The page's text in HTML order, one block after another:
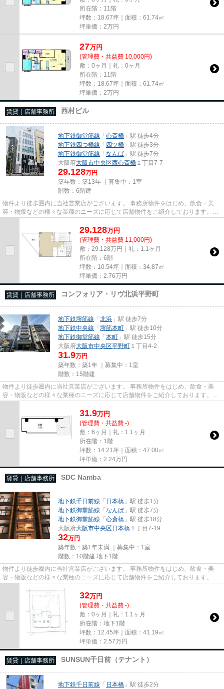
所在階：11階
坪数：18.67坪｜面積：61.74㎡
坪単価： 2万円
27万円
(管理費・共益費 10,000円)
敷：0ヶ月｜礼：0ヶ月
所在階：11階
坪数：18.67坪｜面積：61.74㎡
坪単価： 2万円
賃貸｜店舗事務所 西村ビル
地下鉄御堂筋線 「心斎橋 」駅 徒歩4分
地下鉄四つ橋線 「四ツ橋 」駅 徒歩3分
地下鉄御堂筋線 「なんば 」駅 徒歩7分
大阪府大阪市中央区西心斎橋 １丁目7-7
29.128万円
築年数：築13年 ｜募集中： 1室
階数：6階建
物件より徒歩圏内に当社営業店がございます。 事務所物件をはじめ、飲食・美
容・物販などの様々な業種のニーズに応じて店舗物件をご紹介しております。
尚、弊社ではおとり広告は一切...
29.128万円
(管理費・共益費 11,000円)
敷：29.128万円｜礼：1.1ヶ月
所在階：6階
坪数：10.54坪｜面積：34.87㎡
坪単価： 2.76万円
賃貸｜店舗事務所 コンフォリア・リヴ北浜平野町
地下鉄堺筋線 「北浜 」駅 徒歩7分
地下鉄中央線 「堺筋本町 」駅 徒歩10分
地下鉄御堂筋線 「本町 」駅 徒歩15分
大阪府大阪市中央区平野町 １丁目4-2
31.9万円
築年数：築1年 ｜募集中： 1室
階数：15階建
物件より徒歩圏内に当社営業店がございます。 事務所物件をはじめ、飲食・美
容・物販などの様々な業種のニーズに応じて店舗物件をご紹介しております。
尚、弊社ではおとり広告は一切...
31.9万円
(管理費・共益費 -)
敷：6ヶ月｜礼：1.1ヶ月
所在階：1階
坪数：14.21坪｜面積：47.00㎡
坪単価： 2.24万円
賃貸｜店舗事務所 SDC Namba
地下鉄千日前線 「 日本橋 」駅 徒歩1分
地下鉄御堂筋線 「なんば 」駅 徒歩7分
地下鉄御堂筋線 「心斎橋 」駅 徒歩18分
大阪府大阪市中央区日本橋 １丁目7-19
32万円
築年数：築1年未満 ｜募集中： 1室
階数：10階建 地下1階
物件より徒歩圏内に当社営業店がございます。 事務所物件をはじめ、飲食・美
容・物販などの様々な業種のニーズに応じて店舗物件をご紹介しております。
尚、弊社ではおとり広告は一切...
32万円
(管理費・共益費 -)
敷：0ヶ月｜礼：1.1ヶ月
所在階：地下1階
坪数：12.45坪｜面積：41.19㎡
坪単価： 2.57万円
賃貸｜店舗事務所 SUNSUN千日前（テナント）
地下鉄千日前線 「 日本橋 」駅 徒歩2分